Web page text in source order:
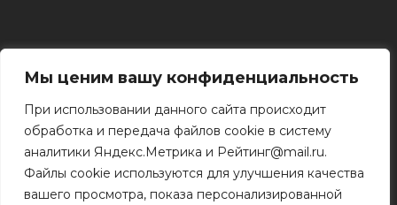
Мы ценим вашу конфиденциальность
При использовании данного сайта происходит
обработка и передача файлов cookie в систему
аналитики Яндекс.Метрика и Рейтинг@mail.ru.
Файлы cookie используются для улучшения качества
вашего просмотра, показа персонализированной